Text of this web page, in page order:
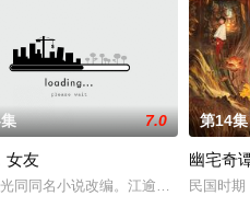
晚媚的双重背叛。她从恨意中涅槃重
7.0
女友
同同名小说改编。江逾白长大以后，
第14集
幽宅奇
民国时期